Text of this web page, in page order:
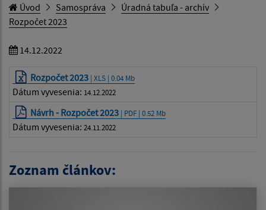
Úvod Samospráva
Úradná tabuľa - archív
Rozpočet 2023
14.12.2022
Rozpočet 2023 | XLS | 0.04 Mb
Dátum vyvesenia: 14.12.2022
Návrh - Rozpočet 2023 | PDF | 0.52 Mb
Dátum vyvesenia: 24.11.2022
Zoznam článkov: